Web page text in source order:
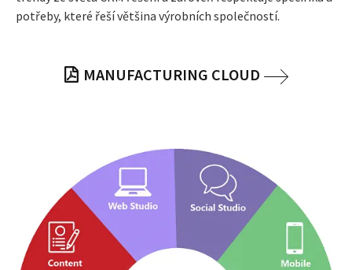
potřeby, které řeší většina výrobních společností.
MANUFACTURING CLOUD